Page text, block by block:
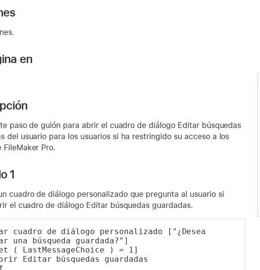
en
paso de guión para abrir el cuadro de diálogo Editar búsquedas
del usuario para los usuarios si ha restringido su acceso a los
FileMaker Pro.
1
cuadro de diálogo personalizado que pregunta al usuario si
el cuadro de diálogo Editar búsquedas guardadas.
cuadro de diálogo personalizado ["¿Desea
una búsqueda guardada?"]
( LastMessageChoice ) = 1]
Editar búsquedas guardadas